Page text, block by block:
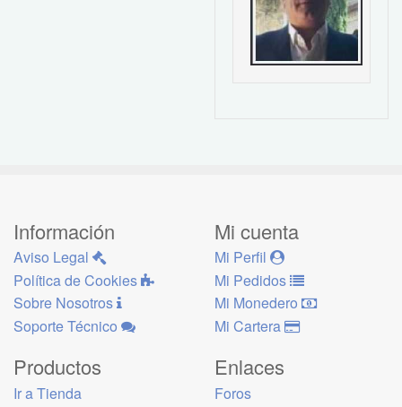
Información
Aviso Legal
Política de Cookies
Sobre Nosotros
Soporte Técnico
Mi cuenta
Mi Perfil
Mi Pedidos
Mi Monedero
Mi Cartera
Productos
Ir a Tienda
Enlaces
Foros